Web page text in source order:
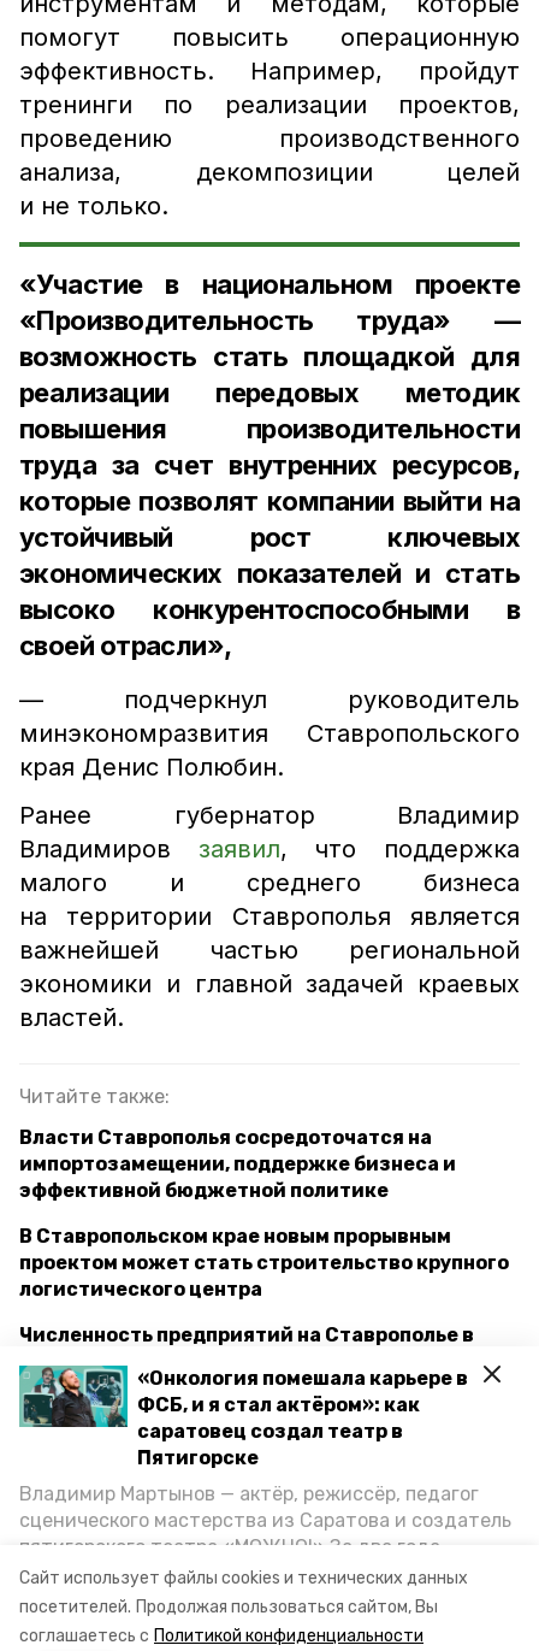
Сайт использует файлы cookies и технических данных
посетителей. Продолжая пользоваться сайтом, Вы
соглашаетесь с Политикой конфиденциальности
«Онкология помешала карьере в
ФСБ, и я стал актёром»: как
саратовец создал театр в
Пятигорске
Владимир Мартынов — актёр, режиссёр, педагог
сценического мастерства из Саратова и создатель
пятигорского театра «МОЖНО!» За два года
существования театр выпустил восемь спектаклей,
впереди — новые премьеры. О том, как стал
артистом, попал в Пятигорск и собрал труппу,
помогут повысить операционную
эффективность. Например, пройдут
тренинги по реализации проектов,
проведению производственного
анализа, декомпозиции целей
и не только.
«Участие в национальном проекте
«Производительность труда» —
возможность стать площадкой для
реализации передовых методик
повышения производительности
труда за счет внутренних ресурсов,
которые позволят компании выйти на
устойчивый рост ключевых
экономических показателей и стать
высоко конкурентоспособными в
своей отрасли»,
— подчеркнул руководитель
минэкономразвития Ставропольского
края Денис Полюбин.
Ранее губернатор Владимир
Владимиров заявил, что поддержка
малого и среднего бизнеса
на территории Ставрополья является
важнейшей частью региональной
экономики и главной задачей краевых
властей.
Читайте также:
Власти Ставрополья сосредоточатся на
импортозамещении, поддержке бизнеса и
эффективной бюджетной политике
В Ставропольском крае новым прорывным
проектом может стать строительство крупного
логистического центра
Численность предприятий на Ставрополье в
2022 году выросла на треть
кмв
нацпроект
минэкономразвития ск